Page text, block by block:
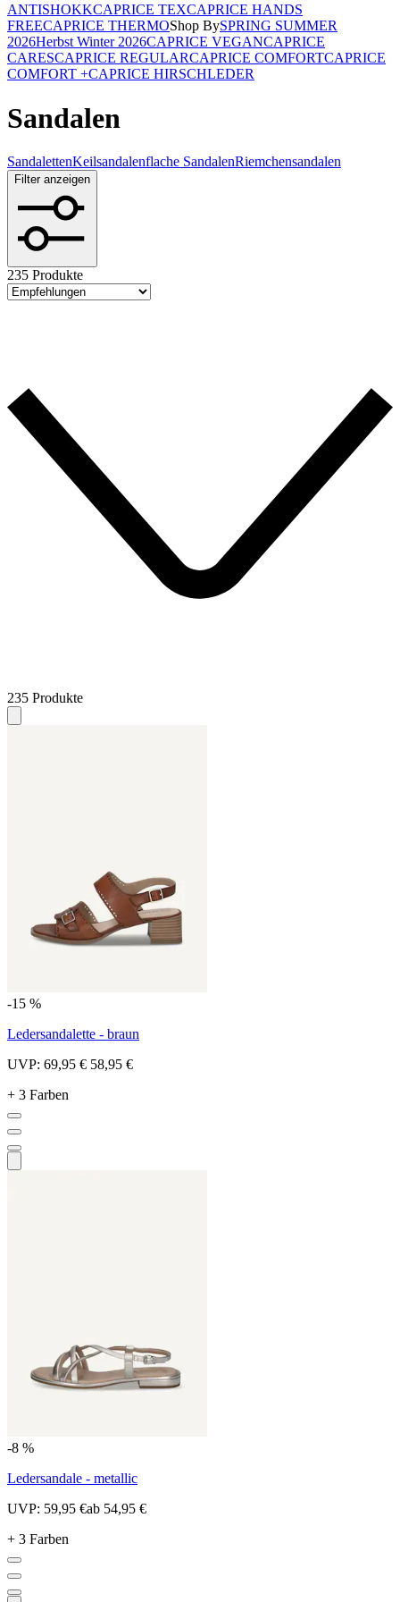
ANTISHOKKCAPRICE TEXCAPRICE HANDS
FREECAPRICE THERMOShop BySPRING SUMMER
2026Herbst Winter 2026CAPRICE VEGANCAPRICE
CARESCAPRICE REGULARCAPRICE COMFORTCAPRICE
COMFORT +CAPRICE HIRSCHLEDER
Sandalen
SandalettenKeilsandalenflache SandalenRiemchensandalen
Filter anzeigen
235 Produkte
235 Produkte
-15 %
Ledersandalette - braun
UVP: 69,95 € 58,95 €
+ 3 Farben
-8 %
Ledersandale - metallic
UVP: 59,95 €ab 54,95 €
+ 3 Farben